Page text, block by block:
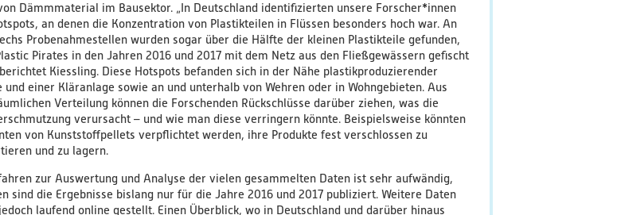
Dämmmaterial im Bausektor. „In Deutschland identifizierten unsere Forscher*innen
an denen die Konzentration von Plastikteilen in Flüssen besonders hoch war. An
Probenahmestellen wurden sogar über die Hälfte der kleinen Plastikteile gefunden,
Pirates in den Jahren 2016 und 2017 mit dem Netz aus den Fließgewässern gefischt
Kiessling. Diese Hotspots befanden sich in der Nähe plastikproduzierender
und einer Kläranlage sowie an und unterhalb von Wehren oder in Wohngebieten. Aus
Verteilung können die Forschenden Rückschlüsse darüber ziehen, was die
verursacht – und wie man diese verringern könnte. Beispielsweise könnten
von Kunststoffpellets verpflichtet werden, ihre Produkte fest verschlossen zu
und zu lagern.
zur Auswertung und Analyse der vielen gesammelten Daten ist sehr aufwändig,
sind die Ergebnisse bislang nur für die Jahre 2016 und 2017 publiziert. Weitere Daten
laufend online gestellt. Einen Überblick, wo in Deutschland und darüber hinaus